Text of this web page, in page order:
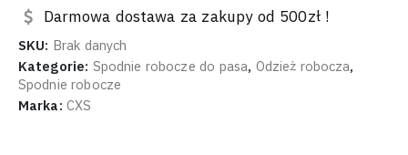
Darmowa dostawa za zakupy od 500zł !
SKU: Brak danych
Kategorie: Spodnie robocze do pasa, Odzież robocza,
Spodnie robocze
Marka:CXS